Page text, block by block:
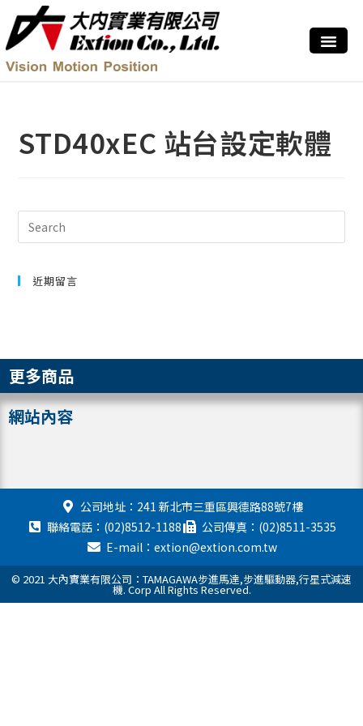
STD40xEC 站台設定軟體
近期留言
更多商品
網站內容
公司地址：241 新北市三重區興德路88號7樓
聯絡電話：(02)8512-1188
公司傳真：(02)8511-3535
E-mail：extion@extion.com.tw
© 2021 大內實業有限公司：TAMAGAWA步進馬達,步進驅動器,行星式減速
機. Corp All Rights Reserved.